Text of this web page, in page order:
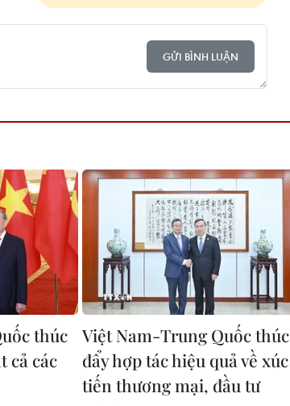
GỬI BÌNH LUẬN
thúc
cả các
Việt Nam-Trung Quốc thúc
đẩy hợp tác hiệu quả về xúc
tiến thương mại, đầu tư